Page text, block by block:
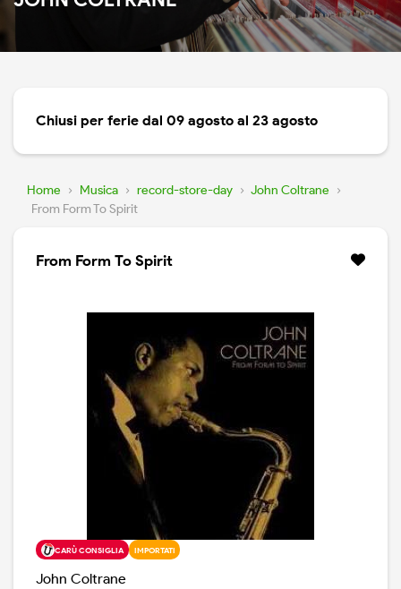
Chiusi per ferie dal 09 agosto al 23 agosto
Home › Musica › record-store-day › John Coltrane ›
From Form To Spirit
From Form To Spirit
CARÙ CONSIGLIA IMPORTATI
John Coltrane